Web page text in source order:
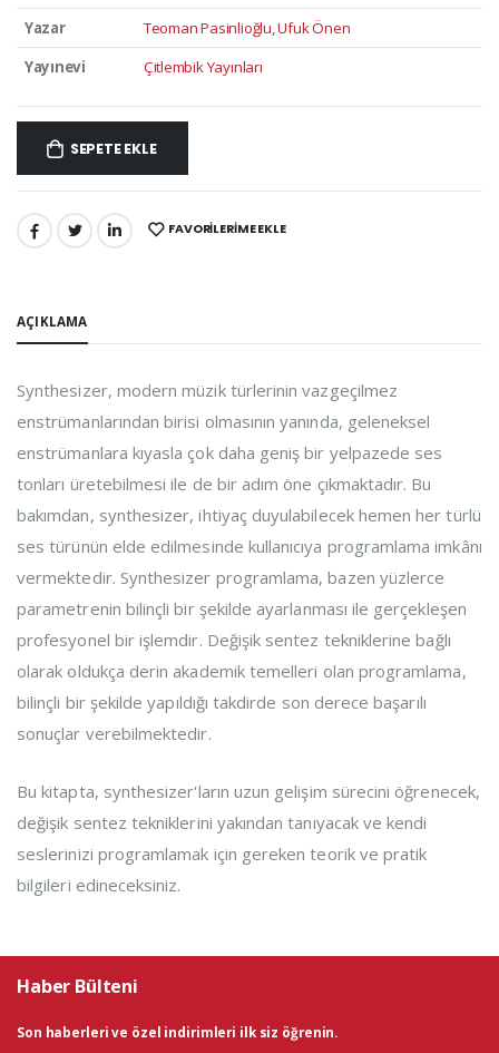
Yazar
Teoman Pasinlioğlu, Ufuk Önen
Yayınevi
Çitlembik Yayınları
SEPETE EKLE
PAYLAŞ: FAVORILERIME EKLE
AÇIKLAMA
Synthesizer, modern müzik türlerinin vazgeçilmez
enstrümanlarından birisi olmasının yanında, geleneksel
enstrümanlara kıyasla çok daha geniş bir yelpazede ses
tonları üretebilmesi ile de bir adım öne çıkmaktadır. Bu
bakımdan, synthesizer, ihtiyaç duyulabilecek hemen her türlü
ses türünün elde edilmesinde kullanıcıya programlama imkânı
vermektedir. Synthesizer programlama, bazen yüzlerce
parametrenin bilinçli bir şekilde ayarlanması ile gerçekleşen
profesyonel bir işlemdir. Değişik sentez tekniklerine bağlı
olarak oldukça derin akademik temelleri olan programlama,
bilinçli bir şekilde yapıldığı takdirde son derece başarılı
sonuçlar verebilmektedir.
Bu kitapta, synthesizer'ların uzun gelişim sürecini öğrenecek,
değişik sentez tekniklerini yakından tanıyacak ve kendi
seslerinizi programlamak için gereken teorik ve pratik
bilgileri edineceksiniz.
Haber Bülteni
Son haberleri ve özel indirimleri ilk siz öğrenin.